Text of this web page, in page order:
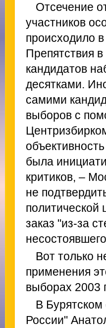
Отсечение
участников
происходило
Препятствия
кандидатов
десятками.
самими
выборов с
была
критиков, –
не
политической
заказ "из-за
Вот только
применения
выборах 2003
В
России"